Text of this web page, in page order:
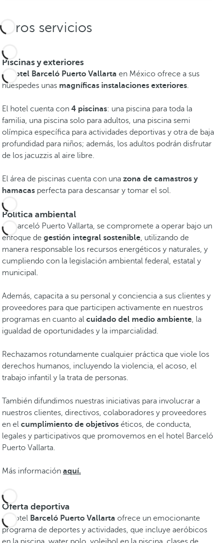
Otros servicios
Piscinas y exteriores
El hotel Barceló Puerto Vallarta en México ofrece a sus
huéspedes unas magníficas instalaciones exteriores.
El hotel cuenta con 4 piscinas: una piscina para toda la
familia, una piscina solo para adultos, una piscina semi
olímpica específica para actividades deportivas y otra de baja
profundidad para niños; además, los adultos podrán disfrutar
de los jacuzzis al aire libre.
El área de piscinas cuenta con una zona de camastros y
hamacas perfecta para descansar y tomar el sol.
Política ambiental
En Barceló Puerto Vallarta, se compromete a operar bajo un
enfoque de gestión integral sostenible, utilizando de
manera responsable los recursos energéticos y naturales, y
cumpliendo con la legislación ambiental federal, estatal y
municipal.
Además, capacita a su personal y conciencia a sus clientes y
proveedores para que participen activamente en nuestros
programas en cuanto al cuidado del medio ambiente, la
igualdad de oportunidades y la imparcialidad.
Rechazamos rotundamente cualquier práctica que viole los
derechos humanos, incluyendo la violencia, el acoso, el
trabajo infantil y la trata de personas.
También difundimos nuestras iniciativas para involucrar a
nuestros clientes, directivos, colaboradores y proveedores
en el cumplimiento de objetivos éticos, de conducta,
legales y participativos que promovemos en el hotel Barceló
Puerto Vallarta.
Más información aquí.
Oferta deportiva
El hotel Barceló Puerto Vallarta ofrece un emocionante
programa de deportes y actividades, que incluye aeróbicos